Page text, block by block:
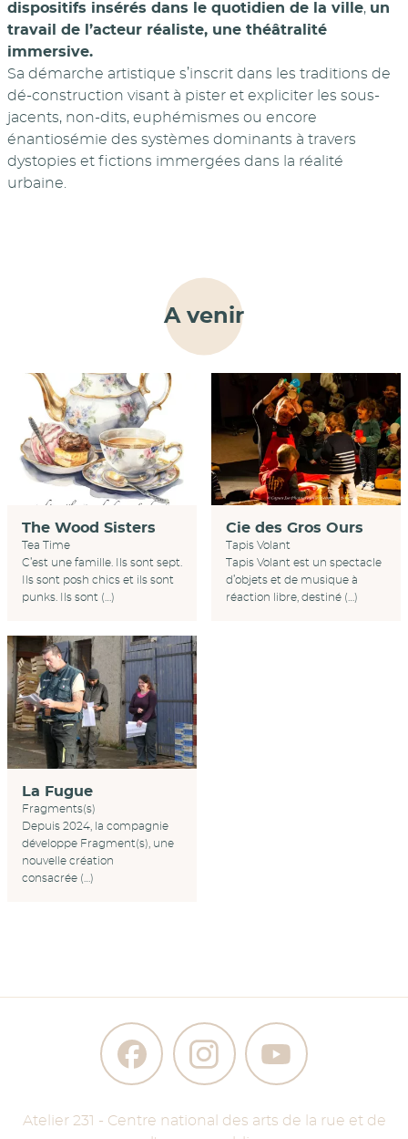
dispositifs insérés dans le quotidien de la ville, un
travail de l’acteur réaliste, une théâtralité
immersive.
Sa démarche artistique s’inscrit dans les traditions de
dé-construction visant à pister et expliciter les sous-
jacents, non-dits, euphémismes ou encore
énantiosémie des systèmes dominants à travers
dystopies et fictions immergées dans la réalité
urbaine.
A venir
The Wood Sisters
Tea Time
C’est une famille. Ils sont sept.
Ils sont posh chics et ils sont
punks. Ils sont (…)
Cie des Gros Ours
Tapis Volant
Tapis Volant est un spectacle
d’objets et de musique à
réaction libre, destiné (…)
La Fugue
Fragments(s)
Depuis 2024, la compagnie
développe Fragment(s), une
nouvelle création
consacrée (…)
Atelier 231 - Centre national des arts de la rue et de